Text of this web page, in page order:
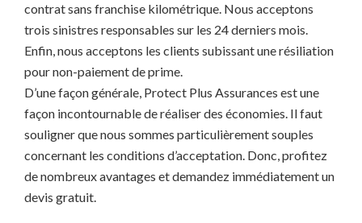
contrat sans franchise kilométrique. Nous acceptons
trois sinistres responsables sur les 24 derniers mois.
Enfin, nous acceptons les clients subissant une résiliation
pour non-paiement de prime.
D’une façon générale, Protect Plus Assurances est une
façon incontournable de réaliser des économies. Il faut
souligner que nous sommes particulièrement souples
concernant les conditions d’acceptation. Donc, profitez
de nombreux avantages et demandez immédiatement un
devis gratuit.